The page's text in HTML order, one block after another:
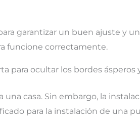
garantizar un buen ajuste y
funcione correctamente.
para ocultar los bordes
casa. Sin embargo, la
para la instalación de una